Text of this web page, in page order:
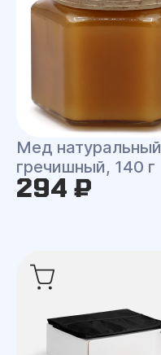
Мед натуральный
гречишный, 140 г
294 ₽